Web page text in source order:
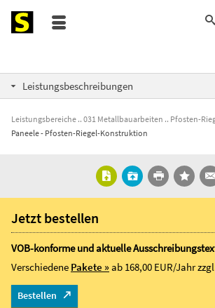
Leistungsbeschreibungen
Leistungsbereiche 031 Metallbauarbeiten
Pfosten-
Paneele - Pfosten-Riegel-Konstruktion
Jetzt bestellen
VOB-konforme und aktuelle
Verschiedene Pakete »ab 168,00 EUR/Jahr
Bestellen